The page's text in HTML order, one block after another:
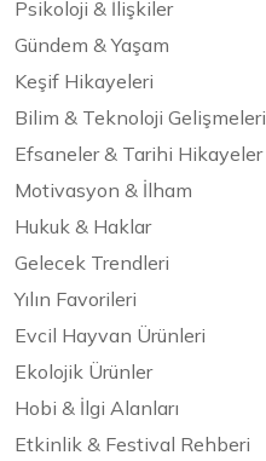
Psikoloji & İlişkiler
Gündem & Yaşam
Keşif Hikayeleri
Bilim & Teknoloji Gelişmeleri
Efsaneler & Tarihi Hikayeler
Motivasyon & İlham
Hukuk & Haklar
Gelecek Trendleri
Yılın Favorileri
Evcil Hayvan Ürünleri
Ekolojik Ürünler
Hobi & İlgi Alanları
Etkinlik & Festival Rehberi